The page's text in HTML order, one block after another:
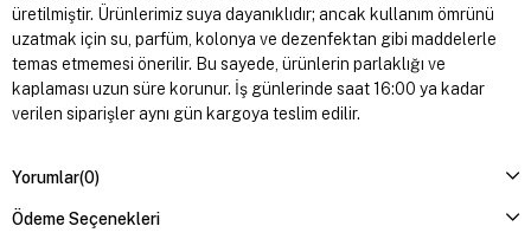
üretilmiştir. Ürünlerimiz suya dayanıklıdır; ancak kullanım ömrünü
uzatmak için su, parfüm, kolonya ve dezenfektan gibi maddelerle
temas etmemesi önerilir. Bu sayede, ürünlerin parlaklığı ve
kaplaması uzun süre korunur. İş günlerinde saat 16:00 ya kadar
verilen siparişler aynı gün kargoya teslim edilir.
Yorumlar(0)
Ödeme Seçenekleri